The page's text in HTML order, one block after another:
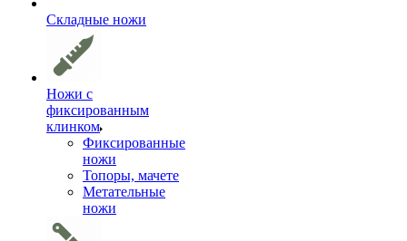
Складные ножи
Ножи с
фиксированным
клинком
Фиксированные
ножи
Топоры, мачете
Метательные
ножи